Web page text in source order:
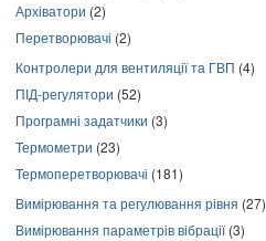
Архіватори (2)
Перетворювачі (2)
Контролери для вентиляції та ГВП (4)
ПІД-регулятори (52)
Програмні задатчики (3)
Термометри (23)
Термоперетворювачі (181)
Вимірювання та регулювання рівня (27)
Вимірювання параметрів вібрації(3)